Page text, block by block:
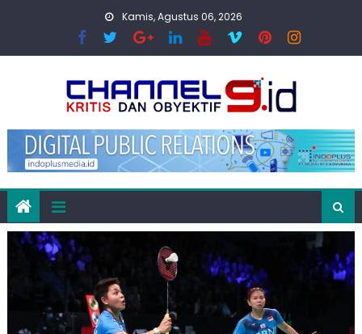
Kamis, Agustus 06, 2026